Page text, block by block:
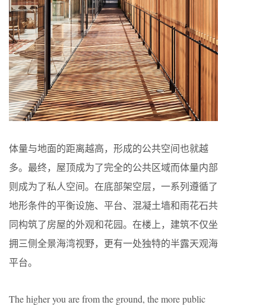
体量与地面的距离越高，形成的公共空间也就越
多。最终，屋顶成为了完全的公共区域而体量内部
则成为了私人空间。在底部架空层，一系列遵循了
地形条件的平衡设施、平台、混凝土墙和雨花石共
同构筑了房屋的外观和花园。在楼上，建筑不仅坐
拥三侧全景海湾视野，更有一处独特的半露天观海
平台。
The higher you are from the ground, the more public